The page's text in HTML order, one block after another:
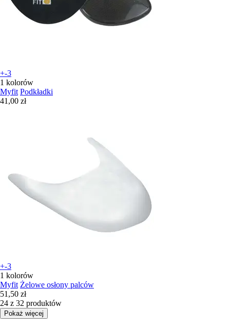
+-3
1 kolorów
Myfit Podkładki
41,00 zł
+-3
1 kolorów
Myfit Żelowe osłony palców
51,50 zł
24 z 32 produktów
Pokaż więcej